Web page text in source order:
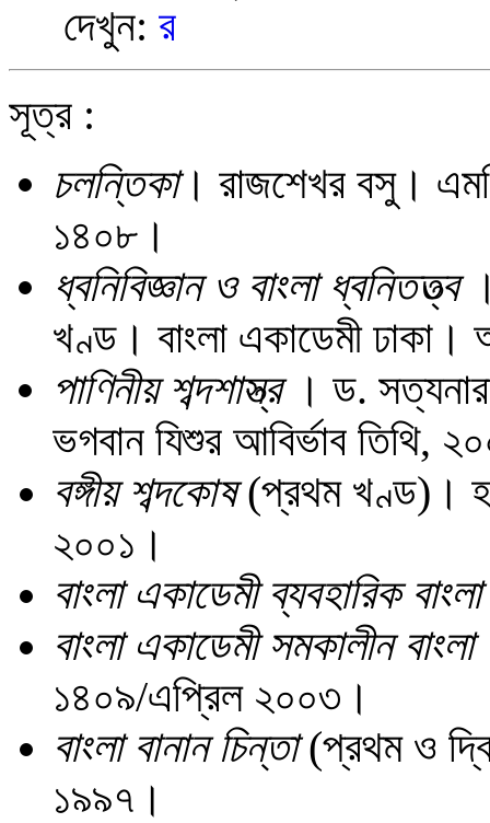
দেখুন: র
সূত্র :
চলন্তিকা। রাজশেখর বসু।
১৪০৮।
ধ্বনিবিজ্ঞান ও বাংলা ধ্বনিতত্ত্ব
খণ্ড। বাংলা একাডেমী
পাণিনীয় শব্দশাস্ত্র । ড.
ভগবান যিশুর আবির্ভাব তিথি,
বঙ্গীয় শব্দকোষ(প্রথম খণ্ড)।
২০০১।
বাংলা একাডেমী ব্যবহারিক
বাংলা একাডেমী সমকালীন
১৪০৯/এপ্রিল ২০০৩।
বাংলা বানান চিন্তা(প্রথম ও
১৯৯৭।